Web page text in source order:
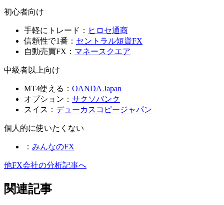
初心者向け
手軽にトレード： ヒロセ通商
信頼性で1番： セントラル短資FX
自動売買FX： マネースクエア
中級者以上向け
MT4使える： OANDA Japan
オプション： サクソバンク
スイス： デューカスコピージャパン
個人的に使いたくない
： みんなのFX
他FX会社の分析記事へ
関連記事